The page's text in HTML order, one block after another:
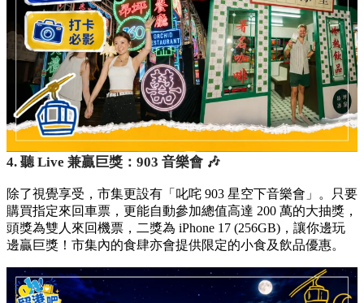
4. 聽 Live 兼贏巨獎：903 音樂會 🎶
除了視覺享受，市集更設有「叱咤 903 星空下音樂會」。只要
購買指定來回車票，更能自動參加總值高達 200 萬的大抽獎，
頭獎為雙人來回機票，二獎為 iPhone 17 (256GB)，讓你邊玩
邊贏巨獎！市集內的食肆亦會提供限定的小食及飲品優惠。